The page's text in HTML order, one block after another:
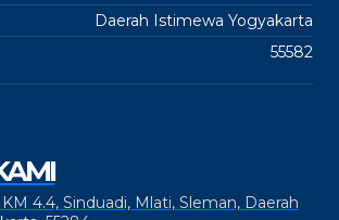
Daerah Istimewa Yogyakarta
55582
4.4, Sinduadi, Mlati, Sleman, Daerah